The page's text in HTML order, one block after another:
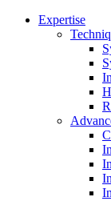
Expertise